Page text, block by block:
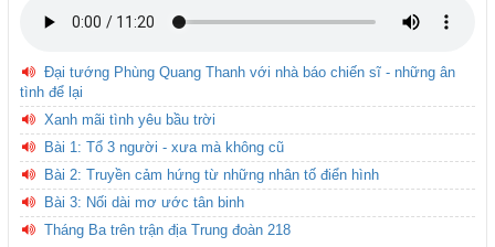
Đại tướng Phùng Quang Thanh với nhà báo chiến sĩ - những ân
tình để lại
Xanh mãi tình yêu bầu trời
Bài 1: Tổ 3 người - xưa mà không cũ
Bài 2: Truyền cảm hứng từ những nhân tố điển hình
Bài 3: Nối dài mơ ước tân binh
Tháng Ba trên trận địa Trung đoàn 218